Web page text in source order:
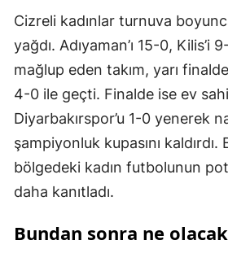
Cizreli kadınlar turnuva
yağdı. Adıyaman’ı 15-0, Kilis’i
mağlup eden takım, yarı
4-0 ile geçti. Finalde ise ev
Diyarbakırspor’u 1-0 yenerek
şampiyonluk kupasını kaldırdı.
bölgedeki kadın futbolunun
daha kanıtladı.
Bundan sonra ne olacak